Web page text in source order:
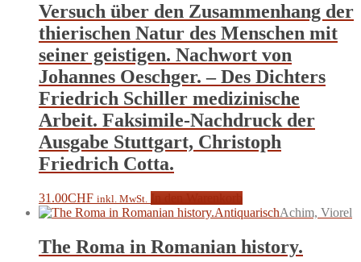
Versuch über den Zusammenhang der
thierischen Natur des Menschen mit
seiner geistigen. Nachwort von
Johannes Oeschger. – Des Dichters
Friedrich Schiller medizinische
Arbeit. Faksimile-Nachdruck der
Ausgabe Stuttgart, Christoph
Friedrich Cotta.
31.00CHF inkl. MwSt.
AntiquarischAchim, Viorel
The Roma in Romanian history.